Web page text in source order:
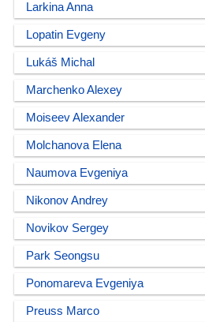
Larkina Anna
Lopatin Evgeny
Lukáš Michal
Marchenko Alexey
Moiseev Alexander
Molchanova Elena
Naumova Evgeniya
Nikonov Andrey
Novikov Sergey
Park Seongsu
Ponomareva Evgeniya
Preuss Marco